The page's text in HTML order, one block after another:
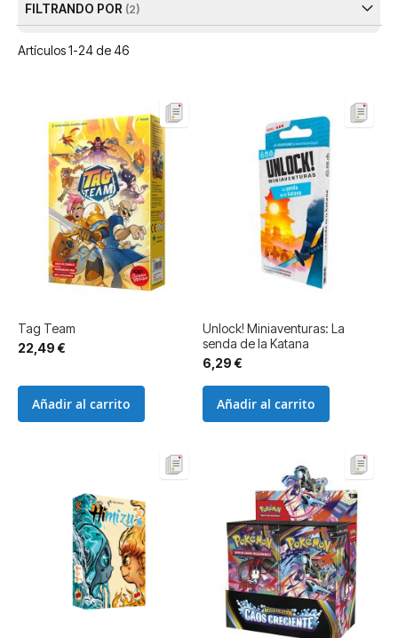
Artículos1-24de46
Tag Team
22,49 €
Añadir al carrito
Unlock! Miniaventuras: La
senda de la Katana
6,29 €
Añadir al carrito
FILTRANDO POR